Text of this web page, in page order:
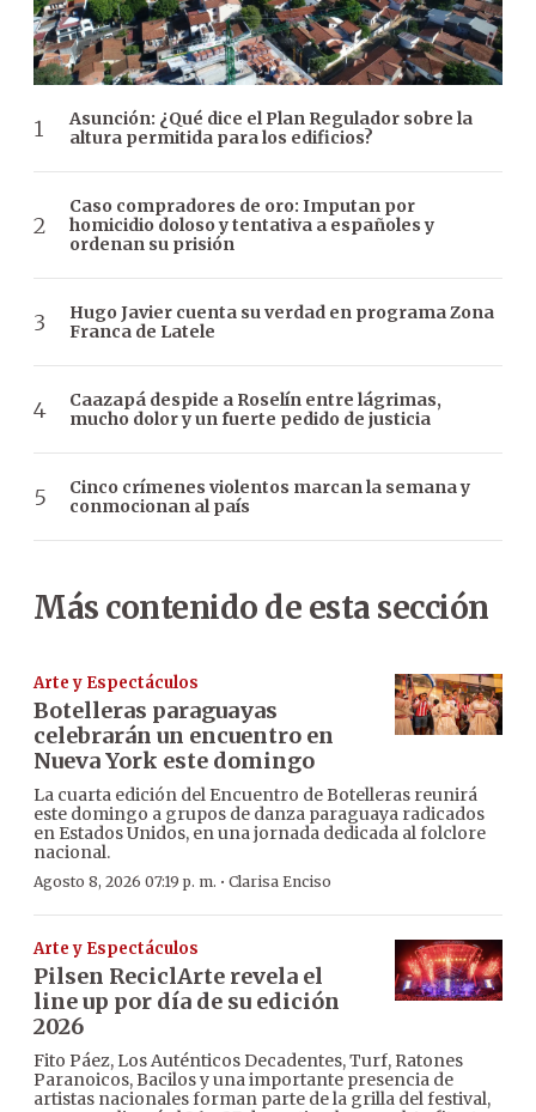
Asunción: ¿Qué dice el Plan Regulador sobre la
altura permitida para los edificios?
Caso compradores de oro: Imputan por
homicidio doloso y tentativa a españoles y
ordenan su prisión
Hugo Javier cuenta su verdad en programa Zona
Franca de Latele
Caazapá despide a Roselín entre lágrimas,
mucho dolor y un fuerte pedido de justicia
Cinco crímenes violentos marcan la semana y
conmocionan al país
Más contenido de esta sección
Arte y Espectáculos
Botelleras paraguayas
celebrarán un encuentro en
Nueva York este domingo
La cuarta edición del Encuentro de Botelleras reunirá
este domingo a grupos de danza paraguaya radicados
en Estados Unidos, en una jornada dedicada al folclore
nacional.
Agosto 8, 2026 07:19 p. m. · Clarisa Enciso
Arte y Espectáculos
Pilsen ReciclArte revela el
line up por día de su edición
2026
Fito Páez, Los Auténticos Decadentes, Turf, Ratones
Paranoicos, Bacilos y una importante presencia de
artistas nacionales forman parte de la grilla del festival,